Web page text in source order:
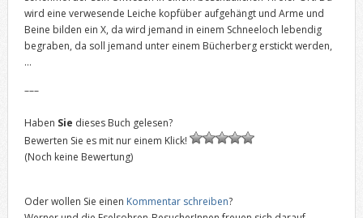
wird eine verwesende Leiche kopfüber aufgehängt und Arme und
Beine bilden ein X, da wird jemand in einem Schneeloch lebendig
begraben, da soll jemand unter einem Bücherberg erstickt werden,
…
–––
Haben Sie dieses Buch gelesen?
Bewerten Sie es mit nur einem Klick!
(Noch keine Bewertung)
Oder wollen Sie einen Kommentar schreiben?